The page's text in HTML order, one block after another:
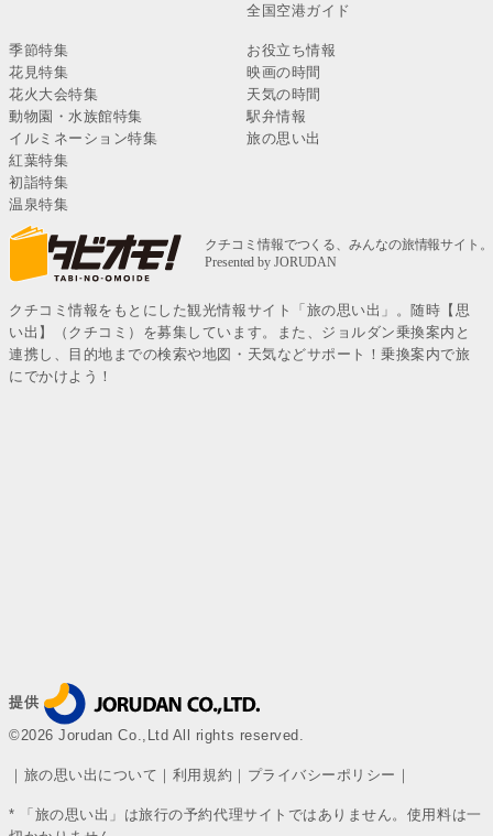
全国空港ガイド
季節特集
花見特集
花火大会特集
動物園・水族館特集
イルミネーション特集
紅葉特集
初詣特集
温泉特集
お役立ち情報
映画の時間
天気の時間
駅弁情報
旅の思い出
クチコミ情報をもとにした観光情報サイト「旅の思い出」。随時【思
い出】（クチコミ）を募集しています。また、ジョルダン乗換案内と
連携し、目的地までの検索や地図・天気などサポート！乗換案内で旅
にでかけよう！
提供
©2026 Jorudan Co.,Ltd All rights reserved.
｜ 旅の思い出について ｜ 利用規約 ｜ プライバシーポリシー ｜
* 「旅の思い出」は旅行の予約代理サイトではありません。使用料は一